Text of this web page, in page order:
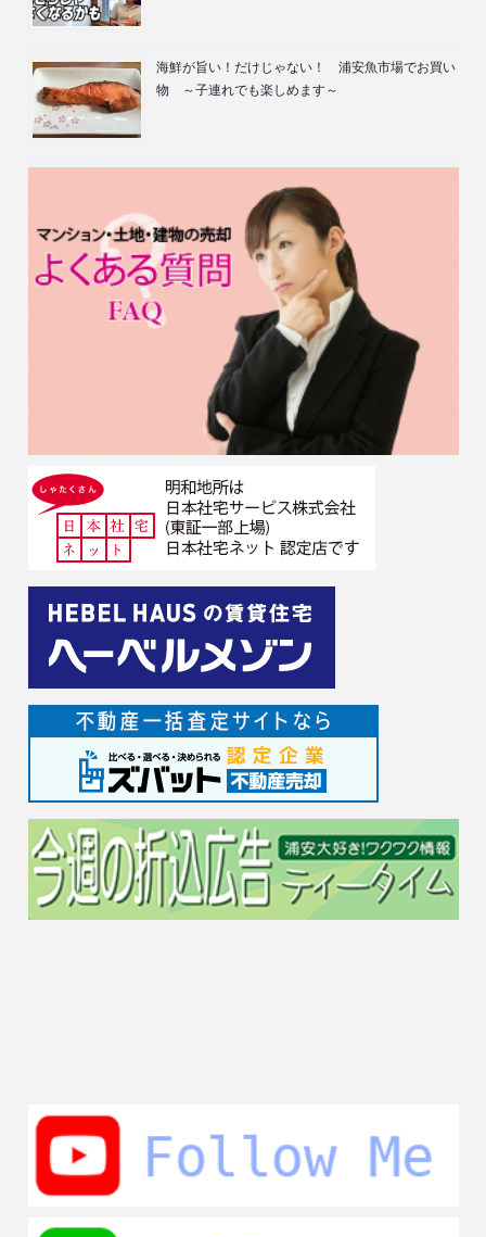
海鮮が旨い！だけじゃない！ 浦安魚市場でお買い
物 ～子連れでも楽しめます～